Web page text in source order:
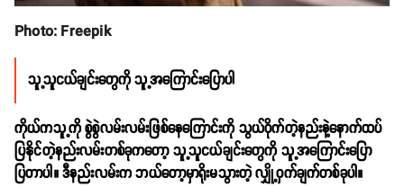
Photo: Freepik
သူ့သူငယ်ချင်းတွေကို သူ့အကြောင်းပြောပါ
ကိုယ်ကသူ့ကို စွဲစွဲလမ်းလမ်းဖြစ်နေကြောင်းကို သွယ်ဝိုက်တဲ့နည်းနဲ့နောက်ထပ်
ပြနိုင်တဲ့နည်းလမ်းတစ်ခုကတော့ သူ့သူငယ်ချင်းတွေကို သူ့အကြောင်းပြော
ပြတာပါ။ ဒီနည်းလမ်းက ဘယ်တော့မှာရိုးမသွားတဲ့ လျှို့ဝှက်ချက်တစ်ခုပါ။